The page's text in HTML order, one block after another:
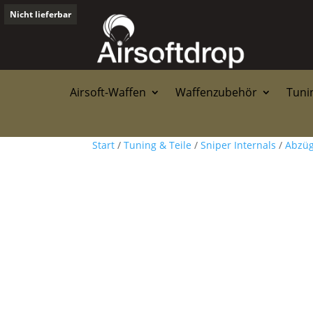
Airsoft-Waffen Waffenzubehör
Nicht lieferbar
Start / Tuning & Teile / Sniper Internals /